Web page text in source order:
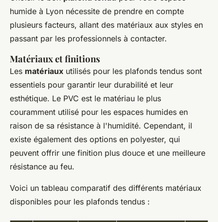
humide à Lyon nécessite de prendre en compte
plusieurs facteurs, allant des matériaux aux styles en
passant par les professionnels à contacter.
Matériaux et finitions
Les matériaux utilisés pour les plafonds tendus sont
essentiels pour garantir leur durabilité et leur
esthétique. Le PVC est le matériau le plus
couramment utilisé pour les espaces humides en
raison de sa résistance à l'humidité. Cependant, il
existe également des options en polyester, qui
peuvent offrir une finition plus douce et une meilleure
résistance au feu.
Voici un tableau comparatif des différents matériaux
disponibles pour les plafonds tendus :